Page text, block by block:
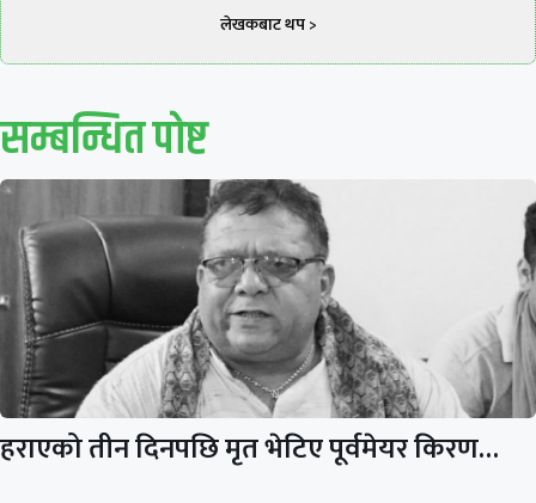
लेखकबाट थप >
सम्बन्धित पाेष्ट
हराएको तीन दिनपछि मृत भेटिए पूर्वमेयर किरण…